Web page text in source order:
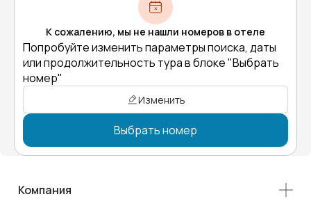
К сожалению, мы не нашли номеров в отеле
Попробуйте изменить параметры поиска, даты
или продолжительность тура в блоке "Выбрать
номер"
Изменить
Выбрать номер
Компания